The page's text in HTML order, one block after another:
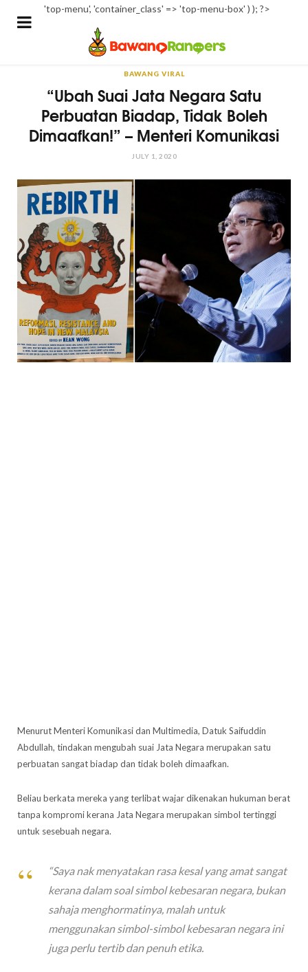
'top-menu', 'container_class' => 'top-menu-box' ) ); ?>
BAWANG VIRAL
“Ubah Suai Jata Negara Satu
Perbuatan Biadap, Tidak Boleh
Dimaafkan!” – Menteri Komunikasi
JULY 1, 2020
Menurut Menteri Komunikasi dan Multimedia, Datuk Saifuddin
Abdullah, tindakan mengubah suai Jata Negara merupakan satu
perbuatan sangat biadap dan tidak boleh dimaafkan.
Beliau berkata mereka yang terlibat wajar dikenakan hukuman berat
tanpa kompromi kerana Jata Negara merupakan simbol tertinggi
untuk sesebuah negara.
“Saya nak menyatakan rasa kesal yang amat sangat
kerana dalam soal simbol kebesaran negara, bukan
sahaja menghormatinya, malah untuk
menggunakan simbol-simbol kebesaran negara ini
juga perlu tertib dan penuh etika.